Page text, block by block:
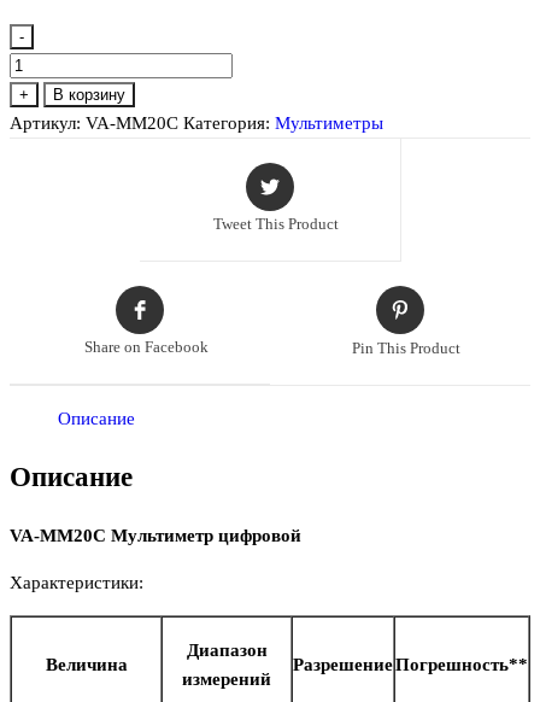
-
Количество
товара
VA-
+ В корзину
Артикул: VA-MM20С Категория: Мультиметры
Tweet This Product
Share on Facebook Pin This Product
Описание
Описание
VA-MM20С Мультиметр цифровой
Характеристики:
Величина
Диапазон
измерений
РазрешениеПогрешность**